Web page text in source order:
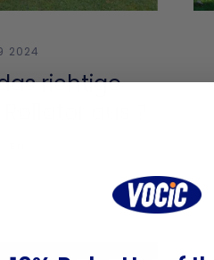
2024
richtige
aus？